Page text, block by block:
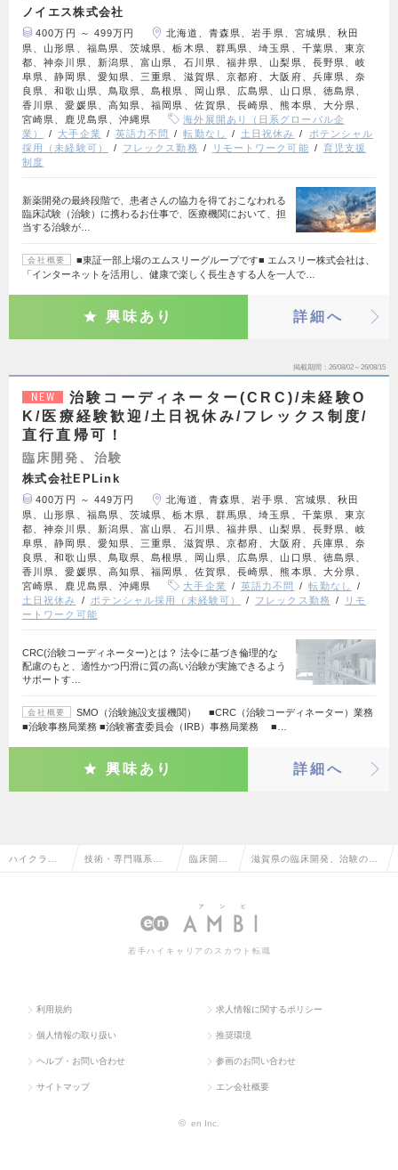
ノイエス株式会社
400万円 ～ 499万円
北海道、青森県、岩手県、宮城県、秋田
県、山形県、福島県、茨城県、栃木県、群馬県、埼玉県、千葉県、東京
都、神奈川県、新潟県、富山県、石川県、福井県、山梨県、長野県、岐
阜県、静岡県、愛知県、三重県、滋賀県、京都府、大阪府、兵庫県、奈
良県、和歌山県、鳥取県、島根県、岡山県、広島県、山口県、徳島県、
香川県、愛媛県、高知県、福岡県、佐賀県、長崎県、熊本県、大分県、
宮崎県、鹿児島県、沖縄県
海外展開あり（日系グローバル企
業）
大手企業 英語力不問 転勤なし 土日祝休み
ポテンシャル
採用（未経験可）
フレックス勤務 リモートワーク可能
育児支援
制度
新薬開発の最終段階で、患者さんの協力を得ておこなわれる
臨床試験（治験）に携わるお仕事で、医療機関において、担
当する治験が…
会社概要
■東証一部上場のエムスリーグループです■ エムスリー株式会社は、
「インターネットを活用し、健康で楽しく長生きする人を一人で…
興味あり 詳細へ
掲載期間 26/08/02～26/08/15
NEW
治験コーディネーター(CRC)/未経験O
K/医療経験歓迎/土日祝休み/フレックス制度/
直行直帰可！
臨床開発、治験
株式会社EPLink
400万円 ～ 449万円
北海道、青森県、岩手県、宮城県、秋田
県、山形県、福島県、茨城県、栃木県、群馬県、埼玉県、千葉県、東京
都、神奈川県、新潟県、富山県、石川県、福井県、山梨県、長野県、岐
阜県、静岡県、愛知県、三重県、滋賀県、京都府、大阪府、兵庫県、奈
良県、和歌山県、鳥取県、島根県、岡山県、広島県、山口県、徳島県、
香川県、愛媛県、高知県、福岡県、佐賀県、長崎県、熊本県、大分県、
宮崎県、鹿児島県、沖縄県
大手企業 英語力不問
転勤なし
土日祝休み
ポテンシャル採用（未経験可） フレックス勤務
リモ
ートワーク可能
CRC(治験コーディネーター)とは？ 法令に基づき倫理的な
配慮のもと、適性かつ円滑に質の高い治験が実施できるよう
サポートす…
会社概要
SMO（治験施設支援機関） ■CRC（治験コーディネーター）業務
■治験事務局業務 ■治験審査委員会（IRB）事務局業務 ■…
興味あり 詳細へ
ハイクラス 技術・専門職系 臨床開 滋賀県の臨床開発、治験の転
若手ハイキャリアのスカウト転職
利用規約 求人情報に関するポリシー
個人情報の取り扱い 推奨環境
ヘルプ・お問い合わせ 参画のお問い合わせ
サイトマップ エン会社概要
© en Inc.